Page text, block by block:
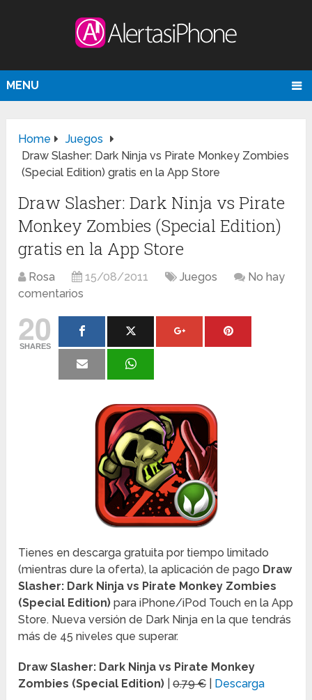
MENU
Home
Juegos
Draw Slasher: Dark Ninja vs Pirate Monkey Zombies
(Special Edition) gratis en la App Store
Draw Slasher: Dark Ninja vs Pirate
Monkey Zombies (Special Edition)
gratis en la App Store
Rosa 15/08/2011 Juegos
No hay
comentarios
20
SHARES
Tienes en descarga gratuita por tiempo limitado
(mientras dure la oferta), la aplicación de pago Draw
Slasher: Dark Ninja vs Pirate Monkey Zombies
(Special Edition) para iPhone/iPod Touch en la App
Store. Nueva versión de Dark Ninja en la que tendrás
más de 45 niveles que superar.
Draw Slasher: Dark Ninja vs Pirate Monkey
Zombies (Special Edition) |0.79 € Descarga